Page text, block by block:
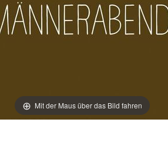
Mit der Maus über das Bild fahren